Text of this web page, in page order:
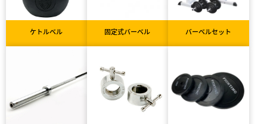
ケトルベル 固定式バーベル バーベルセット